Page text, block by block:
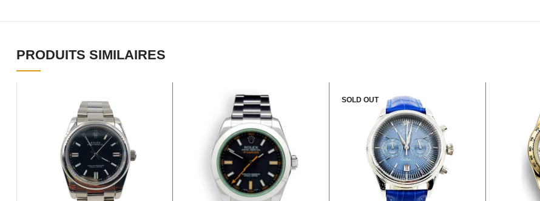
PRODUITS SIMILAIRES
SOLD OUT